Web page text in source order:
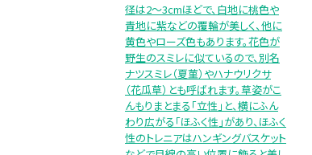
径は2～3cmほどで、白地に桃色や
青地に紫などの覆輪が美しく、他に
黄色やローズ色もあります。花色が
野生のスミレに似ているので、別名
ナツスミレ（夏菫）やハナウリクサ
（花瓜草）とも呼ばれます。草姿がこ
んもりまとまる「立性」と、横にふん
わり広がる「ほふく性」があり、ほふく
性のトレニアはハンギングバスケット